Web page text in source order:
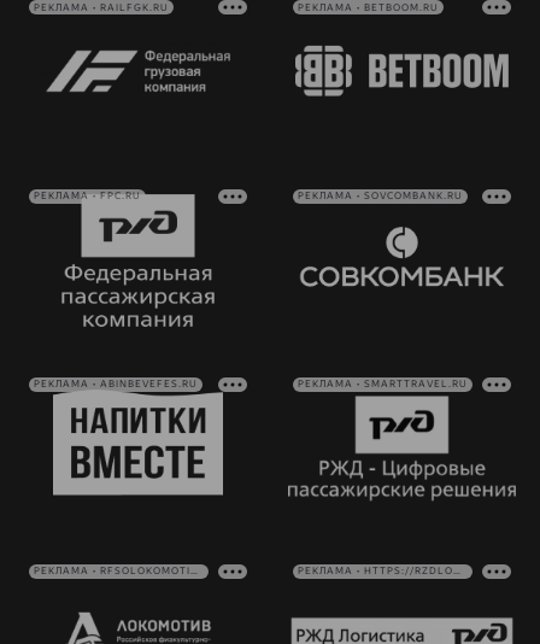
РЕКЛАМА • RAILFGK.RU РЕКЛАМА • BETBOOM.RU
РЕКЛАМА • FPC.RU РЕКЛАМА • SOVCOMBANK.RU
РЕКЛАМА • ABINBEVEFES.RU РЕКЛАМА • SMARTTRAVEL.RU
РЕКЛАМА • RFSOLOKOMOTIV.RU РЕКЛАМА • HTTPS://RZDLOG.RU/